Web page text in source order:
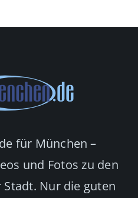
für München –
und Fotos zu den
Nur die guten